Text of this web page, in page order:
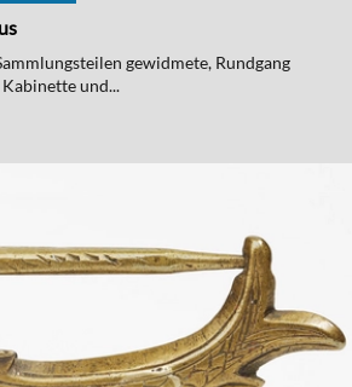
gewidmete, Rundgang
und...